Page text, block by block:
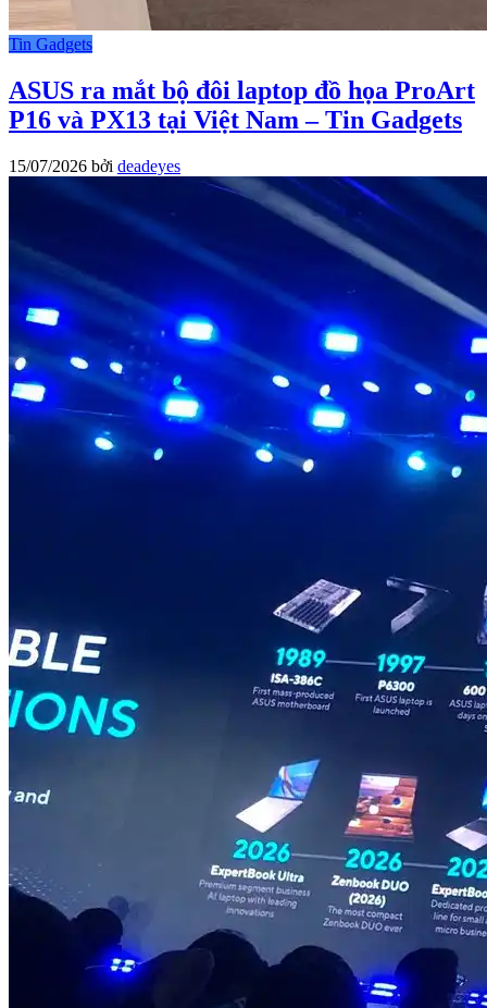
Tin Gadgets
ASUS ra mắt bộ đôi laptop đồ họa ProArt
P16 và PX13 tại Việt Nam – Tin Gadgets
15/07/2026 bởi deadeyes